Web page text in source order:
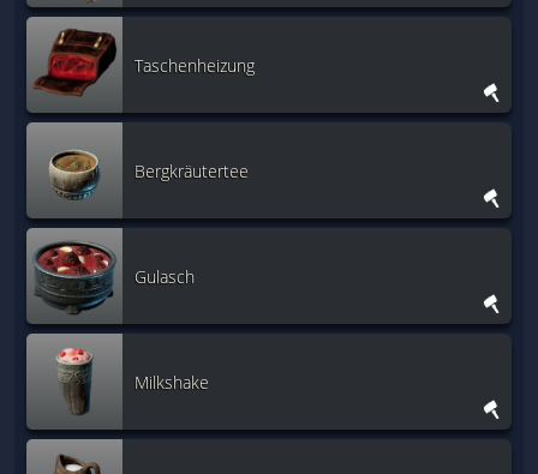
Taschenheizung
Bergkräutertee
Gulasch
Milkshake